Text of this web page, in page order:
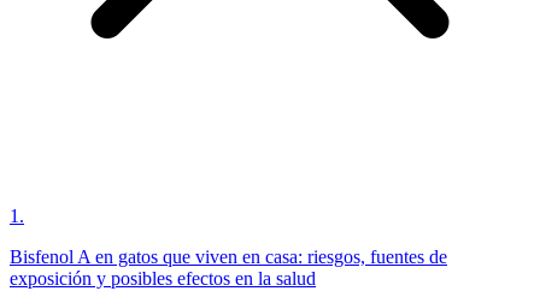
1 .
Bisfenol A en gatos que viven en casa: riesgos, fuentes de
exposición y posibles efectos en la salud